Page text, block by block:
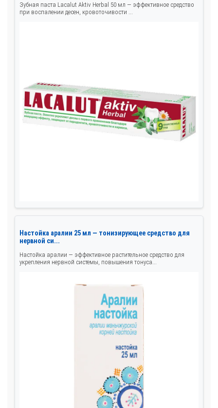
Зубная паста Lacalut Aktiv Herbal 50 мл — эффективное средство
при воспалении десен, кровоточивости ...
Настойка аралии 25 мл — тонизирующее средство для
нервной си...
Настойка аралии — эффективное растительное средство для
укрепления нервной системы, повышения тонуса...